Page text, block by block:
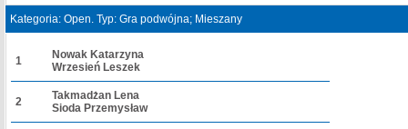
Kategoria: Open. Typ: Gra podwójna; Mieszany
1
Nowak Katarzyna
Wrzesień Leszek
2
Takmadżan Lena
Sioda Przemysław